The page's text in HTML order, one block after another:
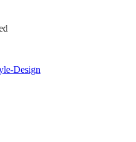
Design